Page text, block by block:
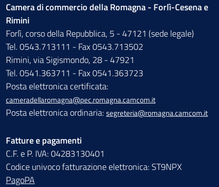
Camera di commercio della Romagna - Forlì-Cesena e
Rimini
Forlì, corso della Repubblica, 5 - 47121 (sede legale)
Tel. 0543.713111 - Fax 0543.713502
Rimini, via Sigismondo, 28 - 47921
Tel. 0541.363711 - Fax 0541.363723
Posta elettronica certificata:
cameradellaromagna@pec.romagna.camcom.it
Posta elettronica ordinaria: segreteria@romagna.camcom.it
Fatture e pagamenti
C.F. e P. IVA: 04283130401
Codice univoco fatturazione elettronica: ST9NPX
PagoPA